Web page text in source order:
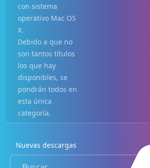
con sistema
operativo Mac OS
X.
Debido a que no
son tantos títulos
los que hay
disponibles, se
pondrán todos en
esta única
categoría.
Nuevas descargas